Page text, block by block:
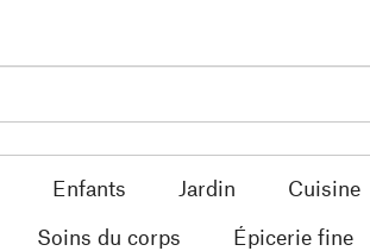
Enfants Jardin Cuisine
Soins du corps Épicerie fine